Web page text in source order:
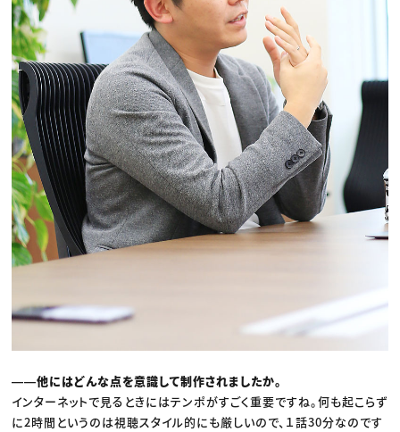
――他にはどんな点を意識して制作されましたか。
インターネットで見るときにはテンポがすごく重要ですね。何も起こらず
に2時間というのは視聴スタイル的にも厳しいので、１話30分なのです